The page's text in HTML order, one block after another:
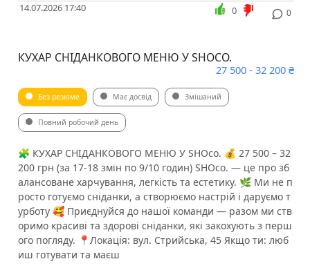
14.07.2026 17:40 0
0
КУХАР СНІДАНКОВОГО МЕНЮ У SHOCO.
27 500 - 32 200 ₴
Без резюме Має досвід Змішаний
Повний робочий день
​​🧩 КУХАР СНІДАНКОВОГО МЕНЮ У SHOco. 💰 27 500 – 32
200 грн (за 17-18 змін по 9/10 годин) SHOco. — це про зб
алансоване харчування, легкість та естетику. 🌿 Ми не п
росто готуємо сніданки, а створюємо настрій і даруємо т
урботу 🥰 Приєднуйся до нашої команди — разом ми ств
оримо красиві та здорові сніданки, які закохують з перш
ого погляду. 📍Локація: вул. Стрийська, 45 Якщо ти: ️люб
иш готувати та маєш